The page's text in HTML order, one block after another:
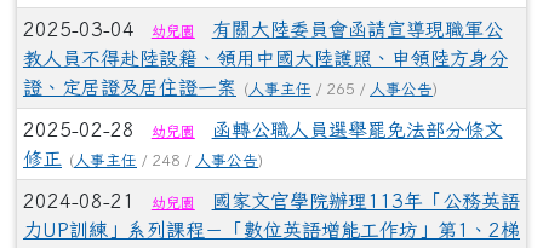
2025-03-04 幼兒園
有關大陸委員會函請宣導現職軍公
教人員不得赴陸設籍、領用中國大陸護照、申領陸方身分
證、定居證及居住證一案
( 人事主任 / 265 / 人事公告)
2025-02-28 幼兒園
函轉公職人員選舉罷免法部分條文
修正
( 人事主任 / 248 / 人事公告)
2024-08-21 幼兒園
國家文官學院辦理113年「公務英語
力UP訓練」系列課程－「數位英語增能工作坊」第1、2梯